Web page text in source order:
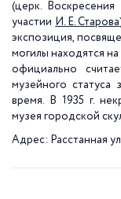
(церк. Воскресения
участии И. Е. Старова
экспозиция,
могилы находятся
официально
музейного статуса
время. В 1935 г.
музея городской
Адрес: Расстанная